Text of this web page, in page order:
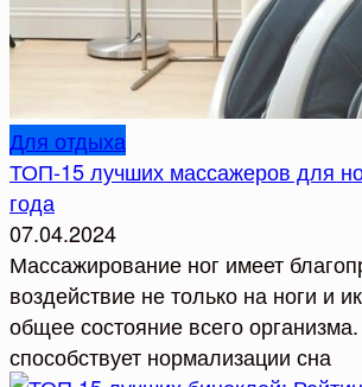
Для отдыха
ТОП-15 лучших массажеров для
года
07.04.2024
Массажирование ног имеет
воздействие не только на ноги и
общее состояние всего
способствует нормализации сна